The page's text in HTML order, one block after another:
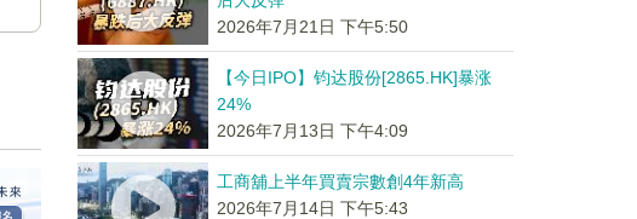
2026年7月21日 下午5:50
【今日IPO】钧达股份[2865.HK]暴涨
24%
2026年7月13日 下午4:09
工商舖上半年買賣宗數創4年新高
2026年7月14日 下午5:43